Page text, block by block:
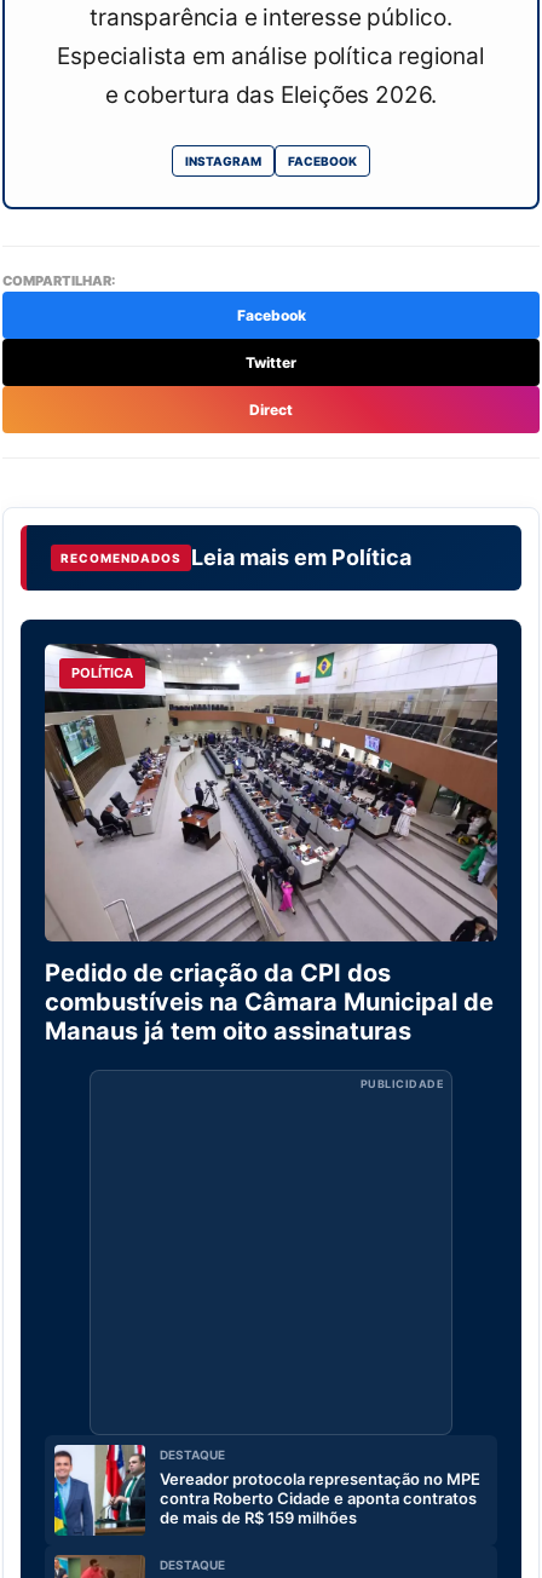
transparência e interesse público.
Especialista em análise política regional
e cobertura das Eleições 2026.
INSTAGRAM FACEBOOK
COMPARTILHAR:
Facebook
Twitter
Direct
RECOMENDADOS Leia mais em Política
POLÍTICA
Pedido de criação da CPI dos
combustíveis na Câmara Municipal de
Manaus já tem oito assinaturas
PUBLICIDADE
DESTAQUE
Vereador protocola representação no MPE
contra Roberto Cidade e aponta contratos
de mais de R$ 159 milhões
DESTAQUE